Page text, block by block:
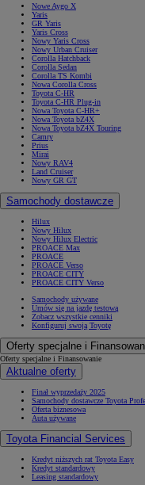
Nowe Aygo X
Yaris
GR Yaris
Yaris Cross
Nowy Yaris Cross
Nowy Urban Cruiser
Corolla Hatchback
Corolla Sedan
Corolla TS Kombi
Nowa Corolla Cross
Toyota C-HR
Toyota C-HR Plug-in
Nowa Toyota C-HR+
Nowa Toyota bZ4X
Nowa Toyota bZ4X Touring
Camry
Prius
Mirai
Nowy RAV4
Land Cruiser
Nowy GR GT
Samochody dostawcze
Hilux
Nowy Hilux
Nowy Hilux Electric
PROACE Max
PROACE
PROACE Verso
PROACE CITY
PROACE CITY Verso
Samochody używane
Umów się na jazdę testową
Zobacz wszystkie cenniki
Konfiguruj swoją Toyotę
Oferty specjalne i
Oferty specjalne i Finansowanie
Aktualne oferty
Finał wyprzedaży 2025
Samochody dostawcze Toyota
Oferta biznesowa
Auta używane
Toyota Financial Services
Kredyt niższych rat Toyota Easy
Kredyt standardowy
Leasing standardowy